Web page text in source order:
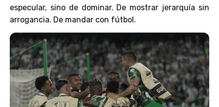
especular, sino de dominar. De mostrar jerarquía sin
arrogancia. De mandar con fútbol.